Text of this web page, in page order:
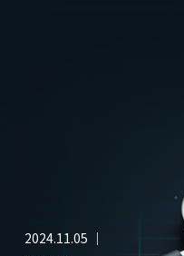
2024.11.05 ｜